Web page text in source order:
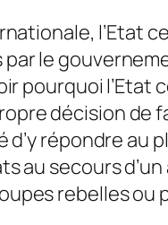
l’Etat
le
pourquoi l’Etat
décision de
répondre au
au secours
rebelles ou